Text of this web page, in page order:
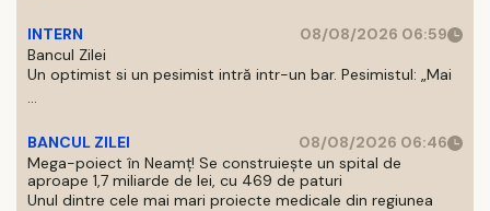
INTERN
08/08/2026 06:59
Bancul Zilei
Un optimist si un pesimist intră intr-un bar. Pesimistul: „Mai
...
BANCUL ZILEI
08/08/2026 06:46
Mega-poiect în Neamț! Se construiește un spital de
aproape 1,7 miliarde de lei, cu 469 de paturi
Unul dintre cele mai mari proiecte medicale din regiunea